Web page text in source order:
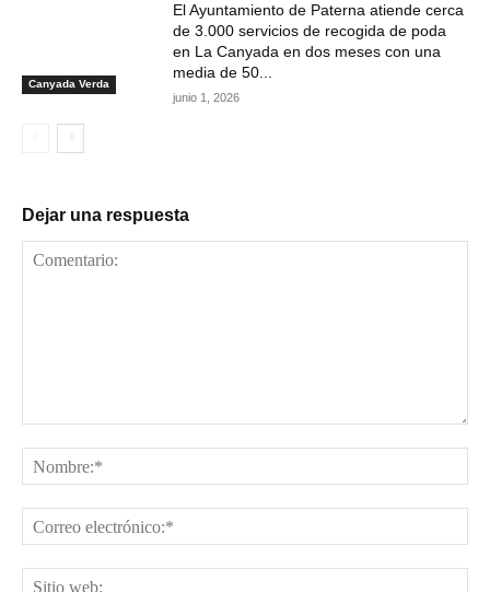
Canyada Verda
El Ayuntamiento de Paterna atiende cerca
de 3.000 servicios de recogida de poda
en La Canyada en dos meses con una
media de 50...
junio 1, 2026
Dejar una respuesta